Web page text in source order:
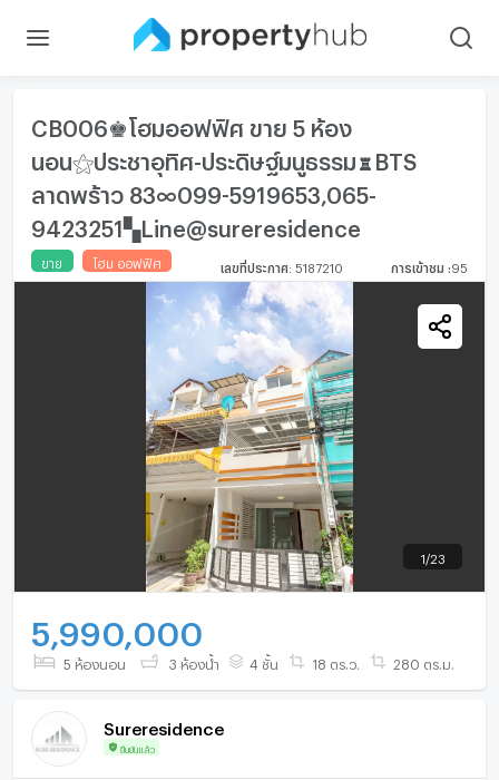
CB006♚โฮมออฟฟิศ ขาย 5 ห้อง
นอน⚝ประชาอุทิศ-ประดิษฐ์มนูธรรม♜BTS
ลาดพร้าว 83∞099-5919653,065-
9423251▚Line@sureresidence
ขาย โฮม ออฟฟิศ เลขที่ประกาศ: 5187210 การเข้าชม 95
1 /23
5,990,000
5 ห้องนอน 3 ห้องน้ำ 4 ชั้น 18 ตร.ว. 280 ตร.ม.
Sureresidence
ยืนยันแล้ว